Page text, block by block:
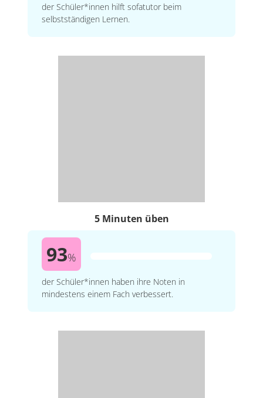
der Schüler*innen hilft sofatutor beim
selbstständigen Lernen.
5 Minuten üben
93%
der Schüler*innen haben ihre Noten in
mindestens einem Fach verbessert.